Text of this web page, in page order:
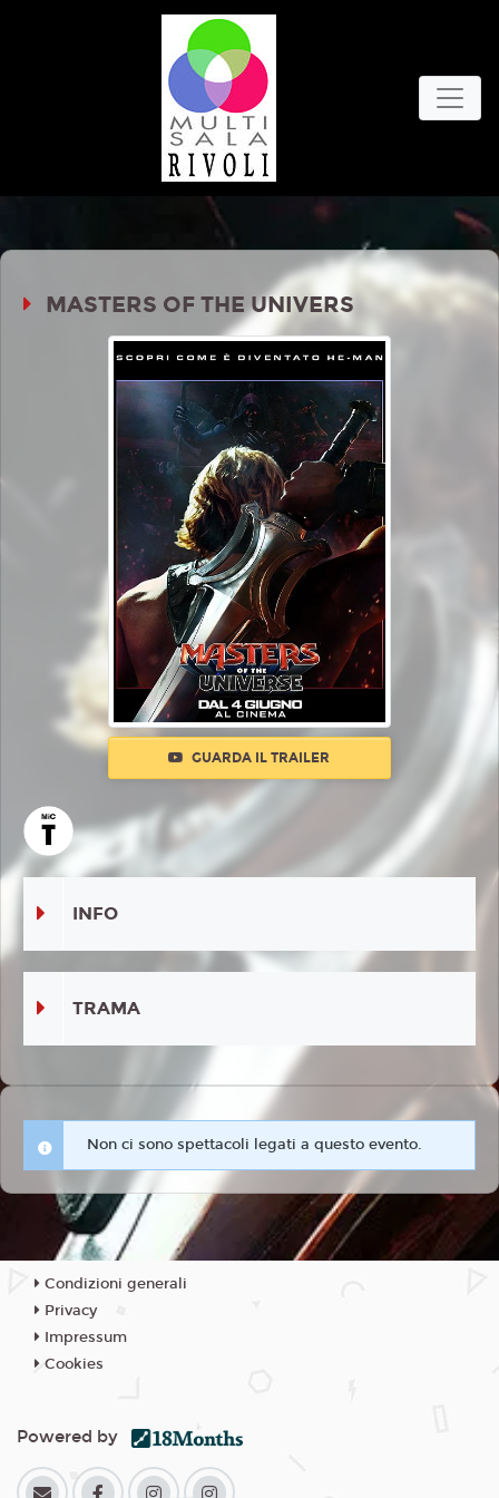
MASTERS OF THE UNIVERS
GUARDA IL TRAILER
INFO
TRAMA
Non ci sono spettacoli legati a questo evento.
Condizioni generali
Privacy
Impressum
Cookies
Powered by